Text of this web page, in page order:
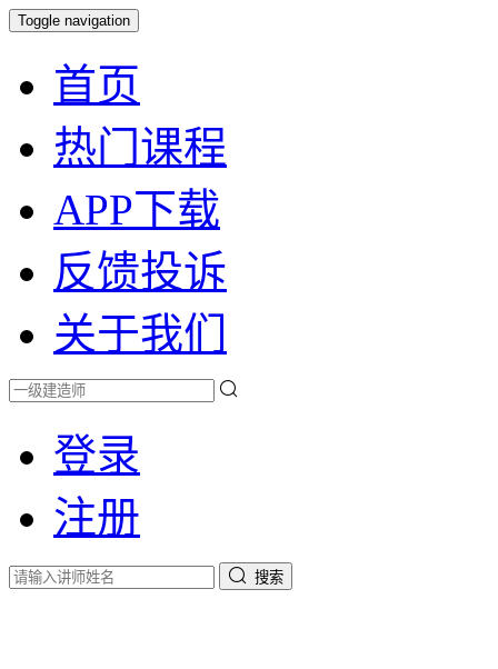
Toggle navigation
首页
热门课程
APP下载
反馈投诉
关于我们
登录
注册
搜索